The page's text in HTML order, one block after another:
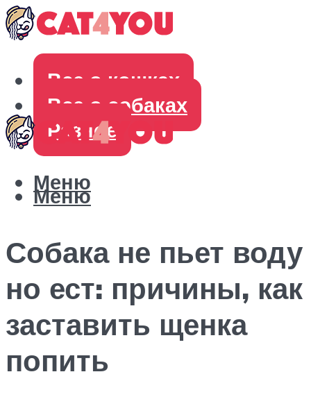
Все о кошках
Все о собаках
Разное
Меню
Меню
Собака не пьет воду
но ест: причины, как
заставить щенка
попить